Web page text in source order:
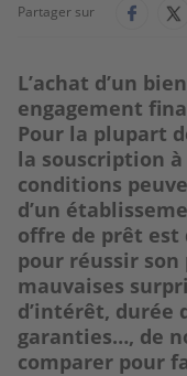
Partager sur
L’achat d’un
engagement
Pour la plupart
la souscription
conditions
d’un
offre de prêt est
pour réussir
mauvaises
d’intérêt, durée
garanties…, de
comparer pour